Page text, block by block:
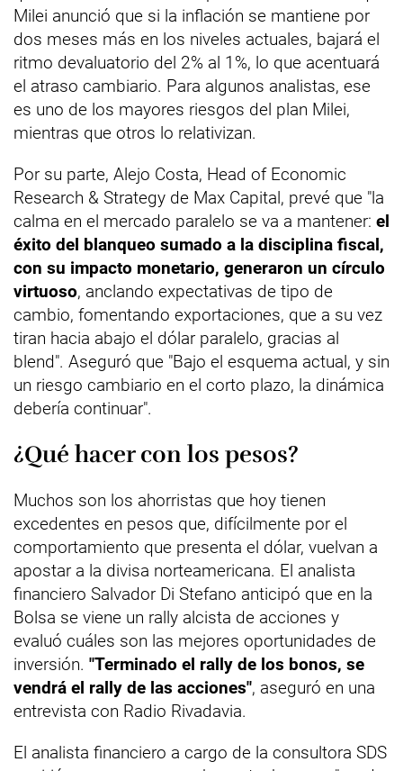
Milei anunció que si la inflación se mantiene por
dos meses más en los niveles actuales, bajará el
ritmo devaluatorio del 2% al 1%, lo que acentuará
el atraso cambiario. Para algunos analistas, ese
es uno de los mayores riesgos del plan Milei,
mientras que otros lo relativizan.
Por su parte, Alejo Costa, Head of Economic
Research & Strategy de Max Capital, prevé que "la
calma en el mercado paralelo se va a mantener: el
éxito del blanqueo sumado a la disciplina fiscal,
con su impacto monetario, generaron un círculo
virtuoso, anclando expectativas de tipo de
cambio, fomentando exportaciones, que a su vez
tiran hacia abajo el dólar paralelo, gracias al
blend". Aseguró que "Bajo el esquema actual, y sin
un riesgo cambiario en el corto plazo, la dinámica
debería continuar".
¿Qué hacer con los pesos?
Muchos son los ahorristas que hoy tienen
excedentes en pesos que, difícilmente por el
comportamiento que presenta el dólar, vuelvan a
apostar a la divisa norteamericana. El analista
financiero Salvador Di Stefano anticipó que en la
Bolsa se viene un rally alcista de acciones y
evaluó cuáles son las mejores oportunidades de
inversión. "Terminado el rally de los bonos, se
vendrá el rally de las acciones", aseguró en una
entrevista con Radio Rivadavia.
El analista financiero a cargo de la consultora SDS